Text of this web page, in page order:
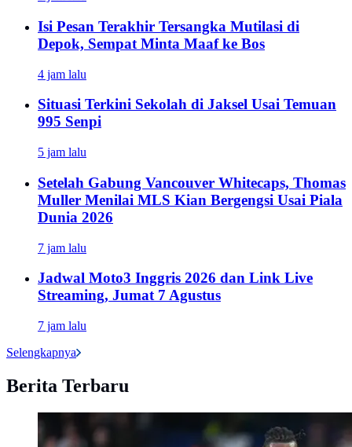
Isi Pesan Terakhir Tersangka Mutilasi di
Depok, Sempat Minta Maaf ke Bos
4 jam lalu
Situasi Terkini Sekolah di Jaksel Usai Temuan
995 Senpi
5 jam lalu
Setelah Gabung Vancouver Whitecaps, Thomas
Muller Menilai MLS Kian Bergengsi Usai Piala
Dunia 2026
7 jam lalu
Jadwal Moto3 Inggris 2026 dan Link Live
Streaming, Jumat 7 Agustus
7 jam lalu
Selengkapnya
Berita Terbaru